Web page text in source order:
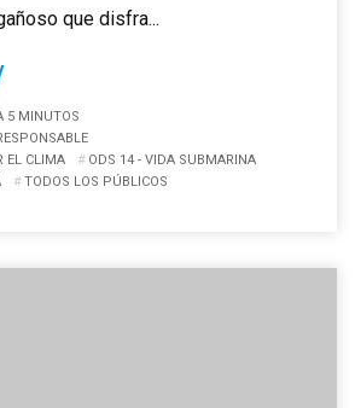
5 MINUTOS
EL CLIMA
ODS 14 - VIDA SUBMARINA
TODOS LOS PÚBLICOS
que disfra...